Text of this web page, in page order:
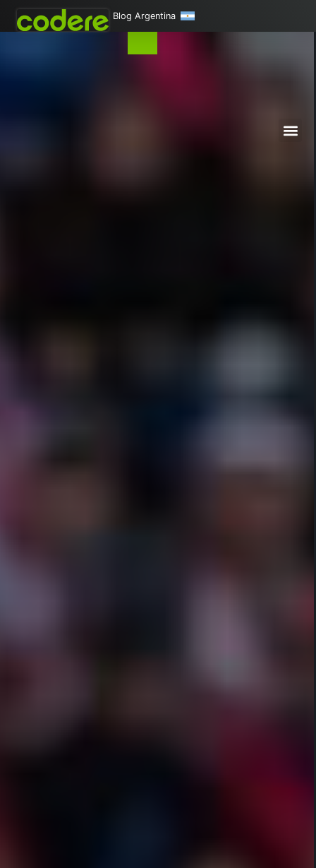
Blog Argentina